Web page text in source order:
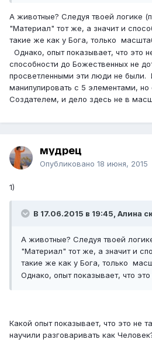
А животные? Следуя твоей логике
"Материал" тот же, а значит и
такие же как у Бога, только
Однако, опыт показывает, что это
способности до Божественных не
просветленными эти люди не были.
манипулировать с 5 элементами, но
Создателем, и дело здесь не в
мудрец
Опубликовано 18 июня, 2015
1)
В 17.06.2015 в 19:45, Алина
А животные? Следуя твоей
"Материал" тот же, а значит и
такие же как у Бога, только
Однако, опыт показывает, что это
Какой опыт показывает, что это не
научили разговаривать как